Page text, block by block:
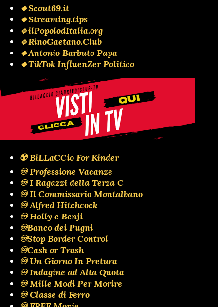
🔹Scout69.it
🔹Streaming.tips
🔹ilPopolodItalia.org
🔹RinoGaetano.Club
🔹Antonio Barbuto Papa
🔹TikTok InfluenZer Politico
☢️ BiLLaCCio For Kinder
♾️ Professione Vacanze
♾️ I Ragazzi della Terza C
♾️ Il Commissario Montalbano
♾️ Alfred Hitchcock
♾️ Holly e Benji
♾️Banco dei Pugni
♾️Stop Border Control
♾️Cash or Trash
♾️ Un Giorno In Pretura
♾️ Indagine ad Alta Quota
♾️ Mille Modi Per Morire
♾️ Classe di Ferro